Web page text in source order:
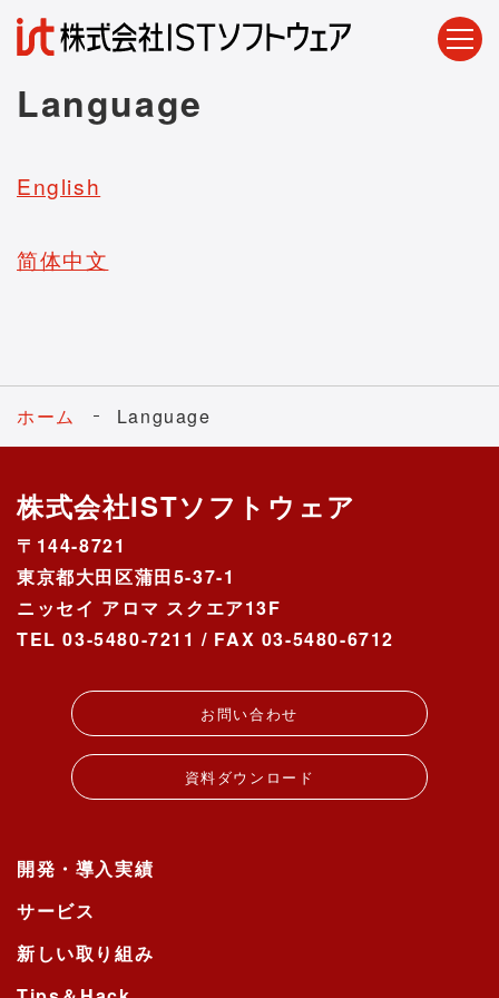
Language
English
简体中文
ホーム Language
株式会社ISTソフトウェア
〒144-8721
東京都大田区蒲田5-37-1
ニッセイ アロマ スクエア13F
TEL 03-5480-7211 / FAX 03-5480-6712
お問い合わせ
資料ダウンロード
開発・導入実績
サービス
新しい取り組み